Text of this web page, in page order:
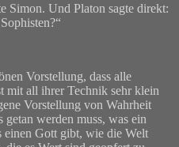
Simon. Und Platon sagte direkt:
Vorstellung, dass alle
mit all ihrer Technik sehr klein
Vorstellung von Wahrheit
werden muss, was ein
einen Gott gibt, wie die Welt